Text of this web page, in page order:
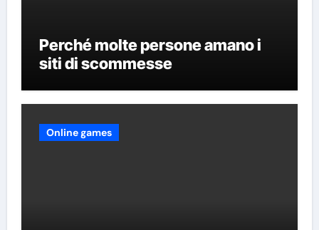
Perché molte persone amano i
siti di scommesse
Online games